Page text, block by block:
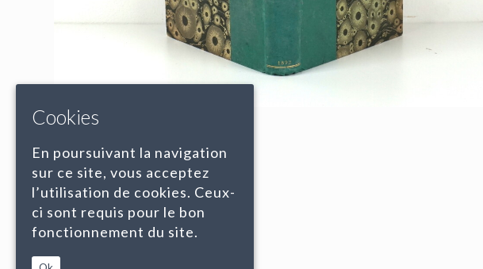
Cookies
En poursuivant la navigation
sur ce site, vous acceptez
l’utilisation de cookies. Ceux-
ci sont requis pour le bon
fonctionnement du site.